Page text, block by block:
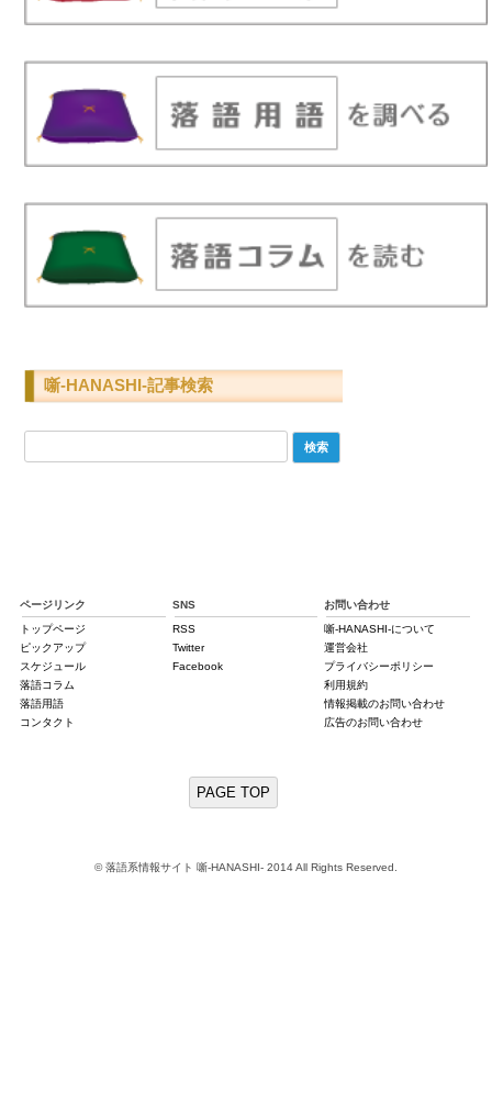
噺-HANASHI-記事検索
ページリンク
トップページ
ピックアップ
スケジュール
落語コラム
落語用語
コンタクト
SNS
RSS
Twitter
Facebook
お問い合わせ
噺-HANASHI-について
運営会社
プライバシーポリシー
利用規約
情報掲載のお問い合わせ
広告のお問い合わせ
PAGE TOP
© 落語系情報サイト 噺-HANASHI- 2014 All Rights Reserved.